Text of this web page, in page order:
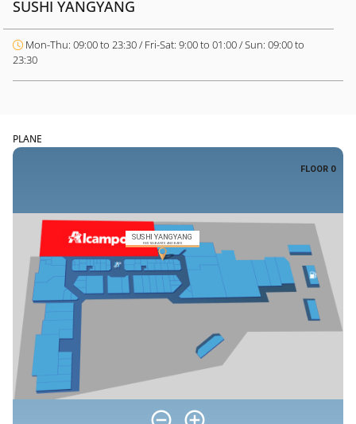
SUSHI YANGYANG
Mon-Thu: 09:00 to 23:30 / Fri-Sat: 9:00 to 01:00 / Sun: 09:00 to
23:30
PLANE